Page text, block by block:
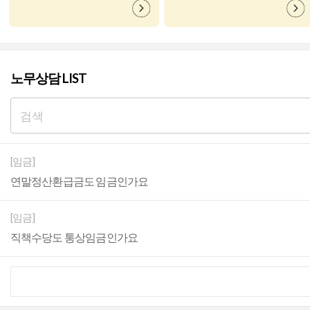
노무상담 LIST
[임금]
연말정산환급금도 임금인가요
[임금]
직책수당도 통상임금인가요